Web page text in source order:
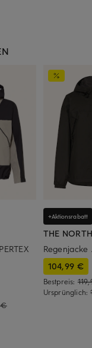
€
+Aktionsrabatt
THE
Regenjacke
104,99 €
Bestpreis:
Ursprünglich: